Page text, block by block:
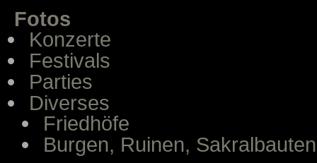
Fotos
Konzerte
Festivals
Parties
Diverses
Friedhöfe
Burgen, Ruinen, Sakralbauten